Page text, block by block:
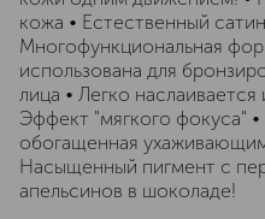
кожа • Естественный
Многофункциональная
использована для
лица • Легко
Эффект "мягкого фокуса"
обогащенная
Насыщенный пигмент с
апельсинов в шоколаде!